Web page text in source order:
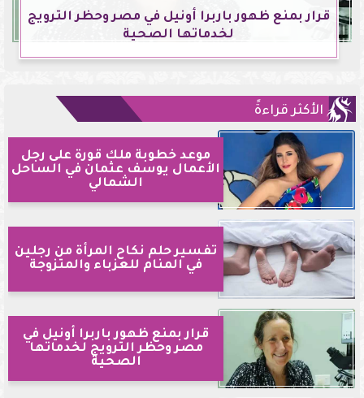
قرار بمنع ظهور باربرا أونيل في مصر وحظر الترويج
لخدماتها الصحية
الأكثر قراءةً
موعد خطوبة ملك قورة على رجل
الأعمال يوسف عثمان في الساحل
الشمالي
تفسير حلم نكاح المرأة من رجلين
في المنام للعزباء والمتزوجة
قرار بمنع ظهور باربرا أونيل في
مصر وحظر الترويج لخدماتها
الصحية